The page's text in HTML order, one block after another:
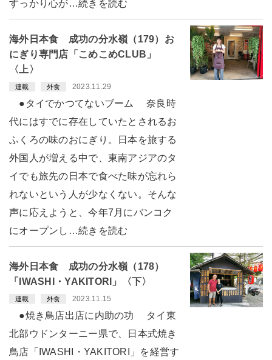
すっかり心が…続きを読む
海外日本食 成功の分水嶺（179）お
にぎり専門店「こめこめCLUB」
〈上〉
連載 外食 2023.11.29
●タイでかつてないブーム 奈良時
代にはすでに存在していたとされるお
ふくろの味のおにぎり。日本を旅する
外国人が増える中で、東南アジアのタ
イでも旅先の日本で食べた味が忘れら
れないという人が少なくない。そんな
声に応えようと、今年7月にバンコク
にオープンし…続きを読む
海外日本食 成功の分水嶺（178）
「IWASHI・YAKITORI」〈下〉
連載 外食 2023.11.15
●焼き鳥店出店に内助の功 タイ東
北部ウドンターニー県で、日本式焼き
鳥店「IWASHI・YAKITORI」を経営す